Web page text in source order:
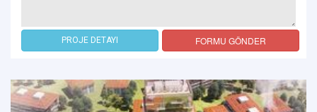
PROJE DETAYI FORMU GÖNDER